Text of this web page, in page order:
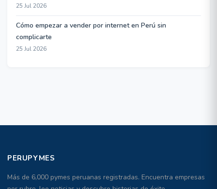
25 Jul 2026
Cómo empezar a vender por internet en Perú sin
complicarte
25 Jul 2026
PERUPYMES
Más de 6,000 pymes peruanas registradas. Encuentra empresas